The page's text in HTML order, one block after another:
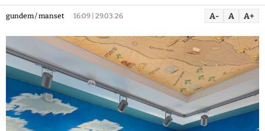
gundem / manset 16:09 | 29.03.26 A- A A+